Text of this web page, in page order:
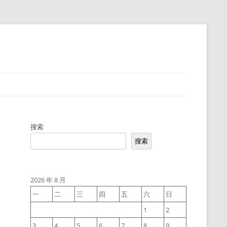
搜索
搜索
2026 年 8 月
一
二 三 四 五 六
日
1
2